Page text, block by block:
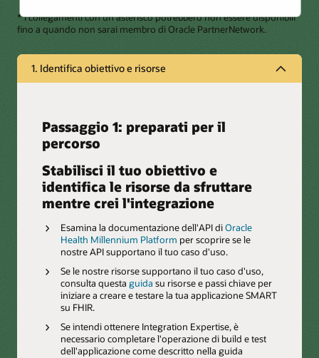
* I collegamenti con un asterisco potrebbero non essere disponibili
fino a quando non sarai membro di Oracle PartnerNetwork.
1. Identifica obiettivo e risorse
Passaggio 1: preparati per il
percorso
Stabilisci il tuo obiettivo e
identifica le risorse da sfruttare
mentre crei l'integrazione
Esamina la documentazione dell'API diOracle
Health Millennium Platform per scoprire se le
nostre API supportano il tuo caso d'uso.
Se le nostre risorse supportano il tuo caso d'uso,
consulta questa guida su risorse e passi chiave per
iniziare a creare e testare la tua applicazione SMART
su FHIR.
Se intendi ottenere Integration Expertise, è
necessario completare l'operazione di build e test
dell'applicazione come descritto nella guida